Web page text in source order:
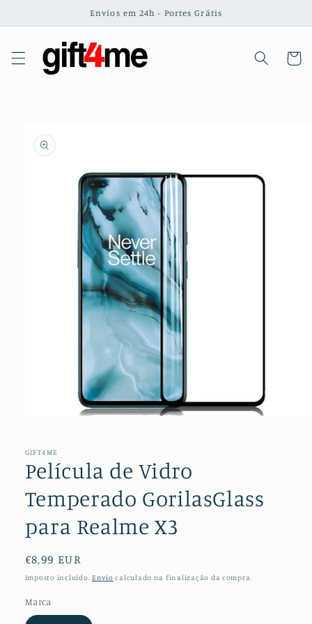
conteúdo
Envios em 24h - Portes Grátis
informação
do produto
1
modal
GIFT4ME
Película de Vidro
Temperado GorilasGlass
para Realme X3
Preço
normal
€8,99 EUR
Imposto incluído. Envio calculado na finalização da compra.
Marca